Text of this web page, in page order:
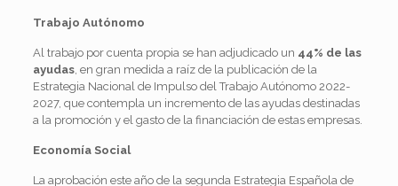
Trabajo Autónomo
Al trabajo por cuenta propia se han adjudicado un 44% de las
ayudas, en gran medida a raíz de la publicación de la
Estrategia Nacional de Impulso del Trabajo Autónomo 2022-
2027, que contempla un incremento de las ayudas destinadas
a la promoción y el gasto de la financiación de estas empresas.
Economía Social
La aprobación este año de la segunda Estrategia Española de